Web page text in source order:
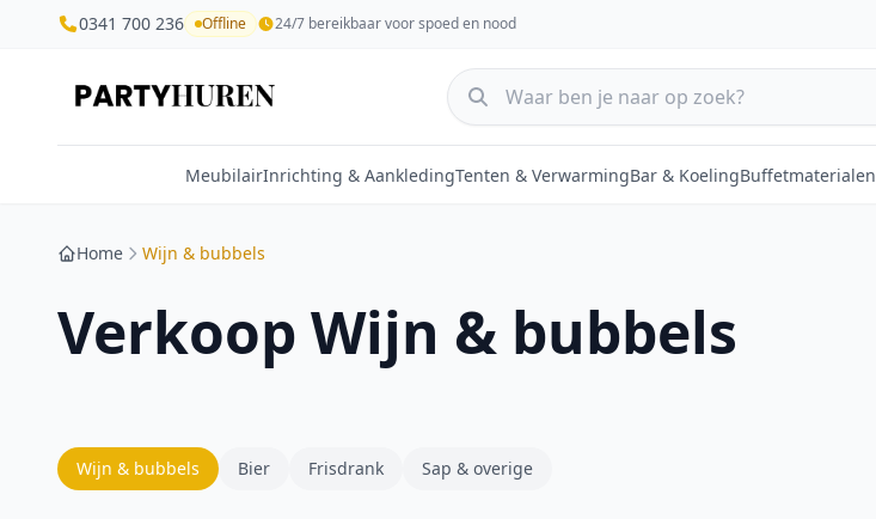
0341 700 236 Offline 24/7 bereikbaar voor spoed en nood
MeubilairInrichting & AankledingTenten & VerwarmingBar & KoelingBuffetmaterialen
Home Wijn & bubbels
Verkoop Wijn & bubbels
Wijn & bubbels Bier Frisdrank Sap & overige